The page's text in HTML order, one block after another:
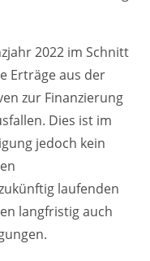
2022 im Schnitt
Erträge aus der
zur Finanzierung
Dies ist im
jedoch kein
laufenden
langfristig auch